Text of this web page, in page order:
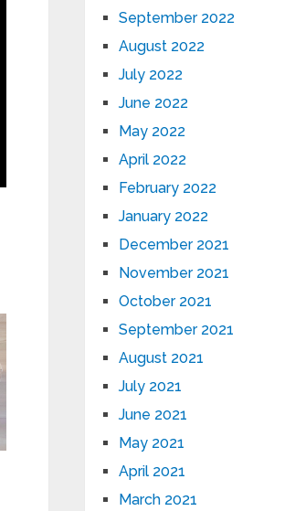
September 2022
August 2022
July 2022
June 2022
May 2022
April 2022
February 2022
January 2022
December 2021
November 2021
October 2021
September 2021
August 2021
July 2021
June 2021
May 2021
April 2021
March 2021